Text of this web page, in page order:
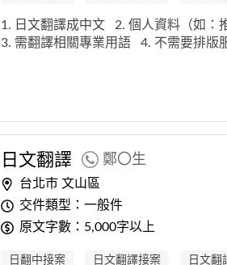
1. 日文翻譯成中文
2. 個人資料（如：
3. 需翻譯相關專業用語
4. 不需要排版
日文翻譯 鄭〇生
台北市 文山區
交件類型：一般件
原文字數：5,000字以上
日翻中接案 日文翻譯接案 日文翻